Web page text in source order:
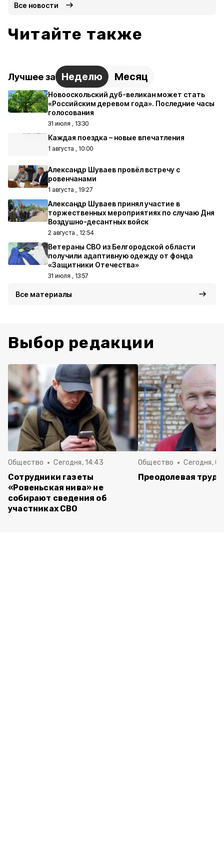
Все новости
Читайте также
Лучшее за Неделю Месяц
Новооскольский дуб-великан может стать
«Российским деревом года». Последние часы
голосования
31 июля , 13:30
Каждая поездка – новые впечатления
1 августа , 10:00
Александр Шуваев провёл встречу с
ровенчанами
1 августа , 19:27
Александр Шуваев принял участие в
торжественных мероприятиях по случаю Дня
Воздушно-десантных войск
2 августа , 12:54
Ветераны СВО из Белгородской области
получили адаптивную одежду от фонда
«Защитники Отечества»
31 июля , 13:57
Все материалы
Выбор редакции
Общество Сегодня, 14:43
Сотрудники газеты
«Ровеньская нива» не
собирают сведения об
участниках СВО
Общество Сегодня,
Преодолевая